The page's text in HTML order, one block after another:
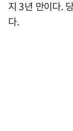
지 3년 만이다.
다.